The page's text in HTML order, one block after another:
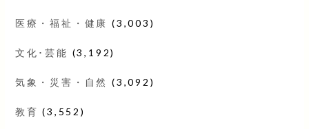
医療・福祉・健康 (3,003)
文化･芸能 (3,192)
気象・災害・自然 (3,092)
教育 (3,552)